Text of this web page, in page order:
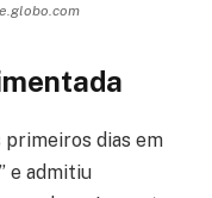
primeiros dias em
e admitiu